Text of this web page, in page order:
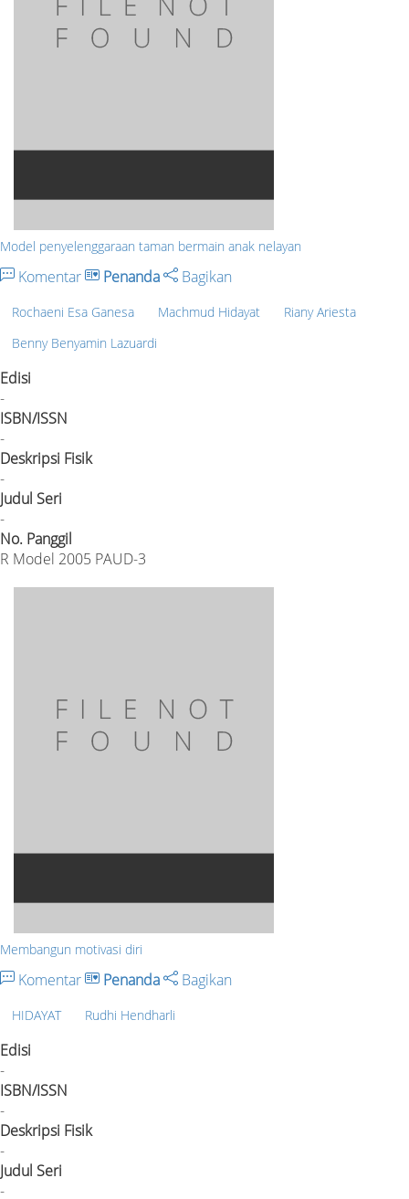
Model penyelenggaraan taman bermain anak nelayan
Komentar Penanda Bagikan
Rochaeni Esa Ganesa Machmud Hidayat
Riany Ariesta
Benny Benyamin Lazuardi
Edisi
-
ISBN/ISSN
-
Deskripsi Fisik
-
Judul Seri
-
No. Panggil
R Model 2005 PAUD-3
Membangun motivasi diri
Komentar Penanda Bagikan
HIDAYAT Rudhi Hendharli
Edisi
-
ISBN/ISSN
-
Deskripsi Fisik
-
Judul Seri
-